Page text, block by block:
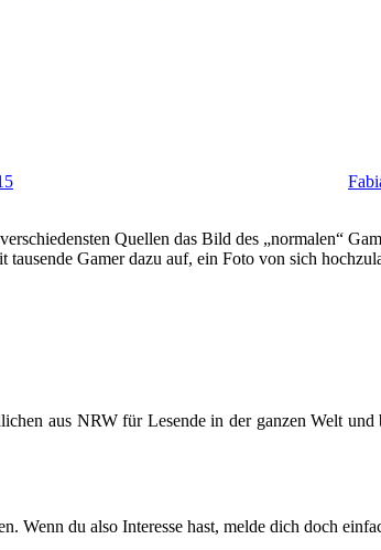
Quellen das Bild des „normalen“
tausende Gamer dazu auf, ein Foto von sich
aus NRW für Lesende in der ganzen Welt
Wenn du also Interesse hast, melde dich doch